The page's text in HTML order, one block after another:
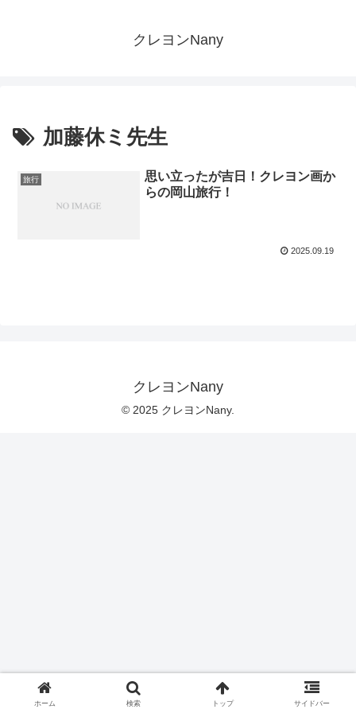
クレヨンNany
加藤休ミ先生
旅行
思い立ったが吉日！クレヨン画か
らの岡山旅行！
2025.09.19
クレヨンNany
© 2025 クレヨンNany.
ホーム 検索 トップ サイドバー